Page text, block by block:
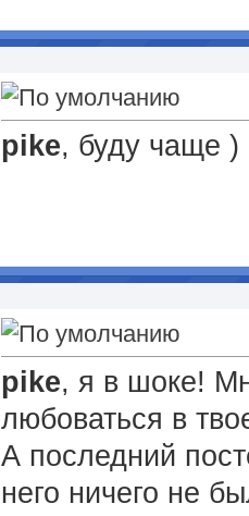
pike, буду чаще )
pike, я в шоке!
любоваться в
А последний
него ничего не